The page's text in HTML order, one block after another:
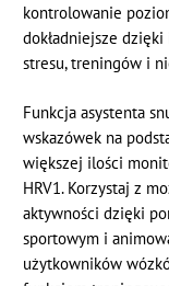
kontrolowanie
dokładniejsze
stresu, treningów i
Funkcja asystenta
wskazówek na
większej ilości
HRV1. Korzystaj z
aktywności dzięki
sportowym i
użytkowników